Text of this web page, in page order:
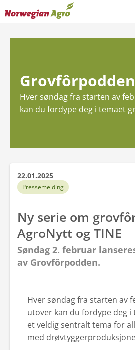
Grovfôrpodden
Hver søndag fra starten av
kan du fordype deg i temaet
22.01.2025
Pressemelding
Ny serie om
AgroNytt og TINE
Søndag 2. februar
av Grovfôrpodden.
Hver søndag fra starten av
utover kan du fordype deg i
et veldig sentralt tema for
med
Brukte maskiner
Service og
Forhandlere
AgroNytt